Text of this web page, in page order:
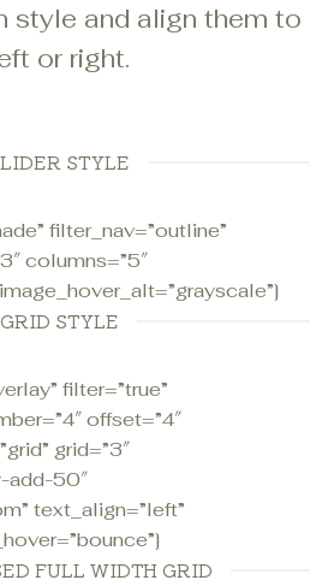
style and align them to
or right.
STYLE
filter_nav=”outline”
columns=”5″
GRID STYLE
filter=”true”
offset=”4″
grid=”3″
add-50″
text_align=”left”
FULL WIDTH GRID